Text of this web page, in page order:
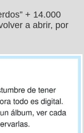
+ 14.000
a abrir, por